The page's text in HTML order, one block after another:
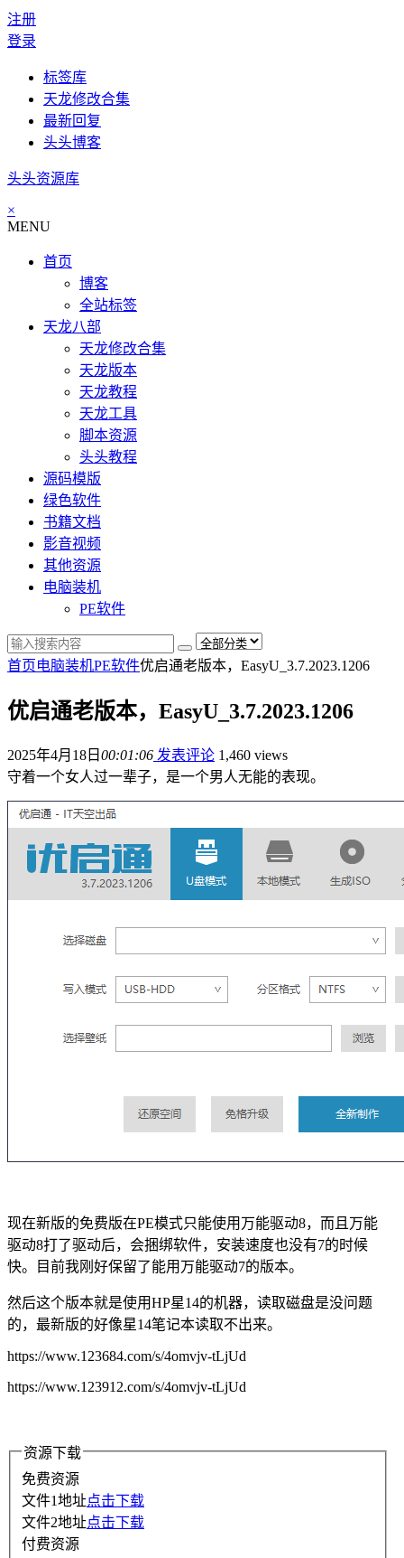
注册
登录
标签库
天龙修改合集
最新回复
头头博客
头头资源库
×
MENU
首页
博客
全站标签
天龙八部
天龙修改合集
天龙版本
天龙教程
天龙工具
脚本资源
头头教程
源码模版
绿色软件
书籍文档
影音视频
其他资源
电脑装机
PE软件
首页电脑装机PE软件优启通老版本，EasyU_3.7.2023.1206
优启通老版本，EasyU_3.7.2023.1206
2025年4月18日 00:01:06 发表评论 1,460 views
守着一个女人过一辈子，是一个男人无能的表现。
现在新版的免费版在PE模式只能使用万能驱动8，而且万能
驱动8打了驱动后，会捆绑软件，安装速度也没有7的时候
快。目前我刚好保留了能用万能驱动7的版本。
然后这个版本就是使用HP星14的机器，读取磁盘是没问题
的，最新版的好像星14笔记本读取不出来。
https://www.123684.com/s/4omvjv-tLjUd
https://www.123912.com/s/4omvjv-tLjUd
资源下载
免费资源
文件1地址点击下载
文件2地址点击下载
付费资源